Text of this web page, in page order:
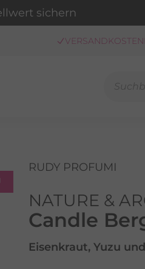
sichern
RUDY PROFUMI
NATURE &
Candle
Eisenkraut, Yuzu